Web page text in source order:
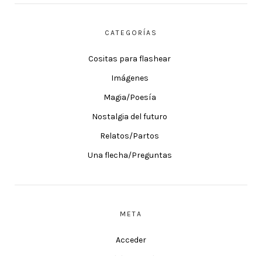
CATEGORÍAS
Cositas para flashear
Imágenes
Magia/Poesía
Nostalgia del futuro
Relatos/Partos
Una flecha/Preguntas
META
Acceder